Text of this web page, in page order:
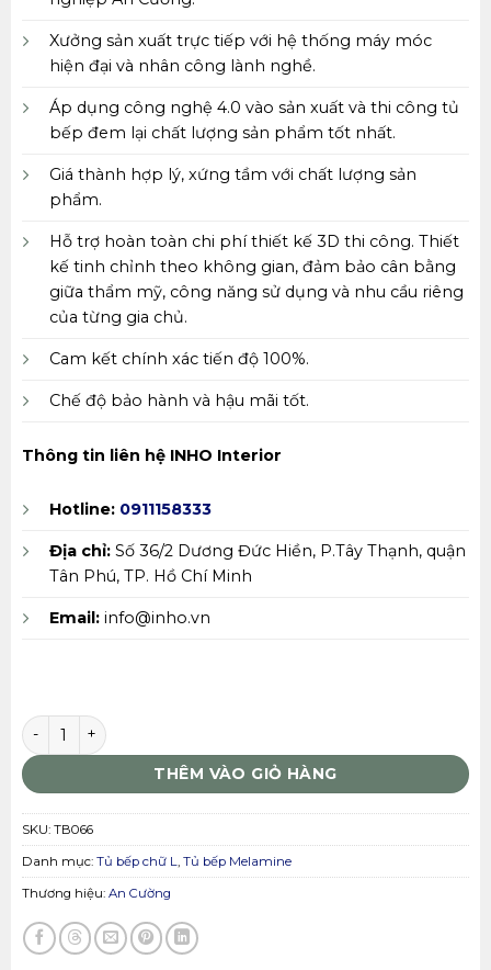
Xưởng sản xuất trực tiếp với hệ thống máy móc
hiện đại và nhân công lành nghề.
Áp dụng công nghệ 4.0 vào sản xuất và thi công tủ
bếp đem lại chất lượng sản phẩm tốt nhất.
Giá thành hợp lý, xứng tầm với chất lượng sản
phẩm.
Hỗ trợ hoàn toàn chi phí thiết kế 3D thi công. Thiết
kế tinh chỉnh theo không gian, đảm bảo cân bằng
giữa thẩm mỹ, công năng sử dụng và nhu cầu riêng
của từng gia chủ.
Cam kết chính xác tiến độ 100%.
Chế độ bảo hành và hậu mãi tốt.
Thông tin liên hệ INHO Interior
Hotline: 0911158333
Địa chỉ:Số 36/2 Dương Đức Hiền, P.Tây Thạnh, quận
Tân Phú, TP. Hồ Chí Minh
Email:info@inho.vn
Tủ bếp An Cường TB066 số lượng
THÊM VÀO GIỎ HÀNG
SKU: TB066
Danh mục: Tủ bếp chữ L, Tủ bếp Melamine
Thương hiệu: An Cường